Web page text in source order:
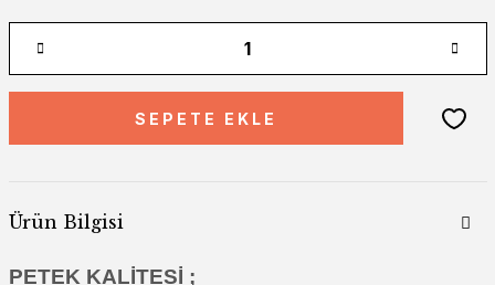
SEPETE EKLE
Ürün Bilgisi
PETEK KALİTESİ ;